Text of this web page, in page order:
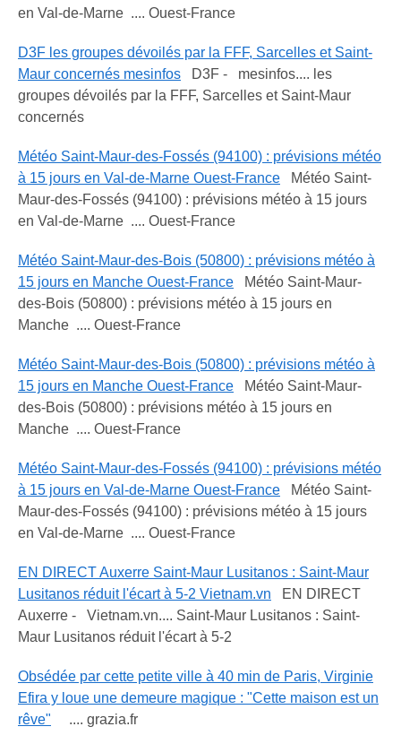
en Val-de-Marne .... Ouest-France
D3F les groupes dévoilés par la FFF, Sarcelles et Saint-
Maur concernés mesinfos D3F - mesinfos.... les
groupes dévoilés par la FFF, Sarcelles et Saint-Maur
concernés
Météo Saint-Maur-des-Fossés (94100) : prévisions météo
à 15 jours en Val-de-Marne Ouest-France Météo Saint-
Maur-des-Fossés (94100) : prévisions météo à 15 jours
en Val-de-Marne .... Ouest-France
Météo Saint-Maur-des-Bois (50800) : prévisions météo à
15 jours en Manche Ouest-France Météo Saint-Maur-
des-Bois (50800) : prévisions météo à 15 jours en
Manche .... Ouest-France
Météo Saint-Maur-des-Bois (50800) : prévisions météo à
15 jours en Manche Ouest-France Météo Saint-Maur-
des-Bois (50800) : prévisions météo à 15 jours en
Manche .... Ouest-France
Météo Saint-Maur-des-Fossés (94100) : prévisions météo
à 15 jours en Val-de-Marne Ouest-France Météo Saint-
Maur-des-Fossés (94100) : prévisions météo à 15 jours
en Val-de-Marne .... Ouest-France
EN DIRECT Auxerre Saint-Maur Lusitanos : Saint-Maur
Lusitanos réduit l'écart à 5-2 Vietnam.vn EN DIRECT
Auxerre - Vietnam.vn.... Saint-Maur Lusitanos : Saint-
Maur Lusitanos réduit l'écart à 5-2
Obsédée par cette petite ville à 40 min de Paris, Virginie
Efira y loue une demeure magique : "Cette maison est un
rêve" .... grazia.fr